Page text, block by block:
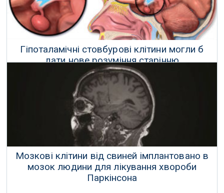
Гіпоталамічні стовбурові клітини могли б
дати нове розуміння старінню
31 Липня 2017 р.
Мозкові клітини від свиней імплантовано в
мозок людини для лікування хвороби
Паркінсона